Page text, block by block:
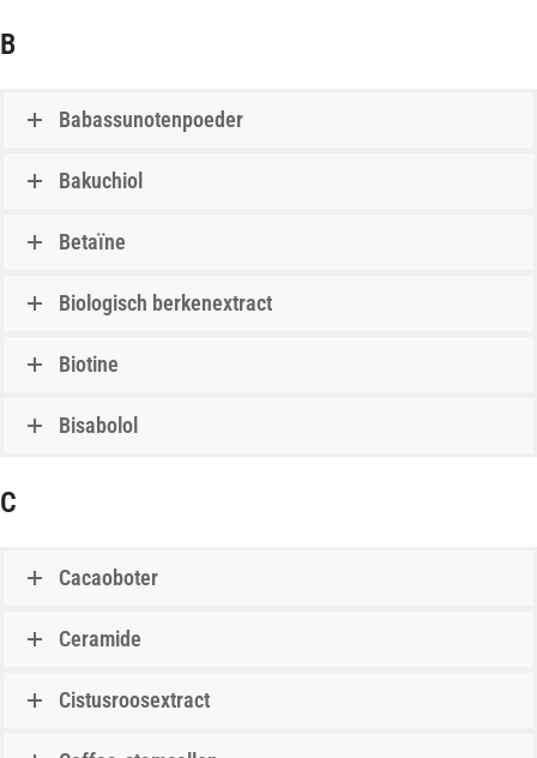
B
Babassunotenpoeder
Bakuchiol
Betaïne
Biologisch berkenextract
Biotine
Bisabolol
C
Cacaoboter
Ceramide
Cistusroosextract